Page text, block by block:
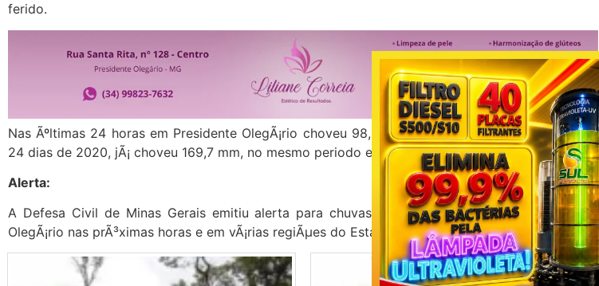
ferido.
Nas Ãºltimas 24 horas em Presidente OlegÃ¡rio choveu 98,8 milÃ­metros (mm), nestes primeiros
24 dias de 2020, jÃ¡ choveu 169,7 mm, no mesmo periodo em 2019, foram 66,8 mm.
Alerta:
A Defesa Civil de Minas Gerais emitiu alerta para chuvas fortes no municÃ­pio de Presidente
OlegÃ¡rio nas prÃ³ximas horas e em vÃ¡rias regiÃµes do Estado.